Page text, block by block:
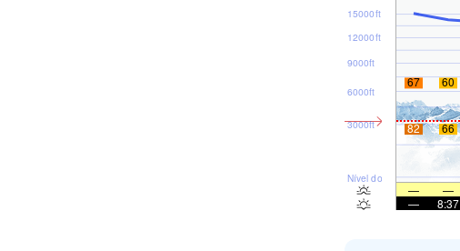
Nível do mar
3000ft
6000ft
9000ft
12000ft
15000ft
67 60
82 66
— —
—
8:37